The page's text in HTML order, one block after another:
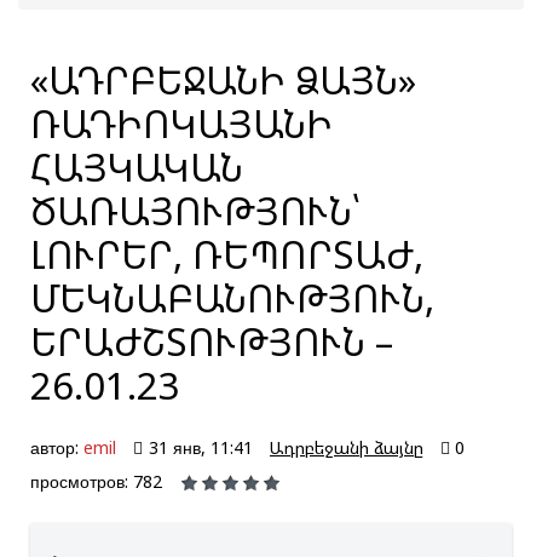
«ԱԴՐԲԵՋԱՆԻ ՁԱՅՆ»
ՌԱԴԻՈԿԱՅԱՆԻ
ՀԱՅԿԱԿԱՆ
ԾԱՌԱՅՈՒԹՅՈՒՆ՝
ԼՈՒՐԵՐ, ՌԵՊՈՐՏԱԺ,
ՄԵԿՆԱԲԱՆՈՒԹՅՈՒՆ,
ԵՐԱԺՇՏՈՒԹՅՈՒՆ –
26.01.23
автор: emil 31 янв, 11:41 Ադրբեջանի ձայնը
0
просмотров: 782